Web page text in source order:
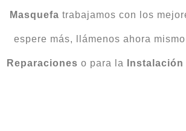
Masquefa trabajamos con los
espere más, llámenos ahora
Reparaciones o para la Instalación